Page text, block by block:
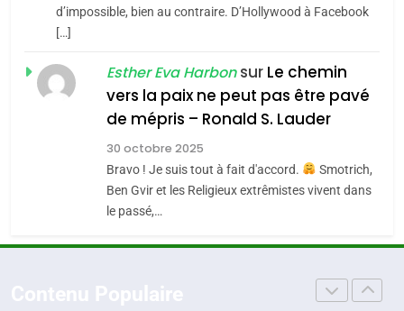
Accords d’Isaac:
l’alliance pourrait
s’étendre à 13 pays
d’Amérique latine
ISRAÉL JUDAISME
2025, l’année la plus
meurtrière selon le
FIÈRE, DIGNE ET RÉSILIENTE :
d’impossible, bien au contraire. D’Hollywood à Facebook
[…]
Esther Eva Harbonsur Le chemin
vers la paix ne peut pas être pavé
de mépris – Ronald S. Lauder
30 octobre 2025
Bravo ! Je suis tout à fait d'accord.
Smotrich,
Ben Gvir et les Religieux extrêmistes vivent dans
le passé,…
CE QUI NOUS MANQUE –
JUDAISME
Maroc : Les amandes de
Tafraout, le miel de Tadla
Azilal consacrés produits
du terroir
DAFINA MAROC
Oeil ravageur – Vanessa De